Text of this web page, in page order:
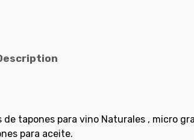
tapones para vino Naturales , micro
para aceite.